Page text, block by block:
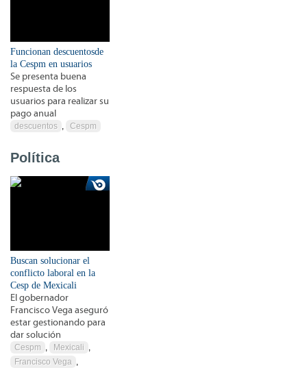
Funcionan descuentosde
la Cespm en usuarios
Se presenta buena
respuesta de los
usuarios para realizar su
pago anual
descuentos , Cespm
Política
Buscan solucionar el
conflicto laboral en la
Cesp de Mexicali
El gobernador
Francisco Vega aseguró
estar gestionando para
dar solución
Cespm , Mexicali ,
Francisco Vega ,